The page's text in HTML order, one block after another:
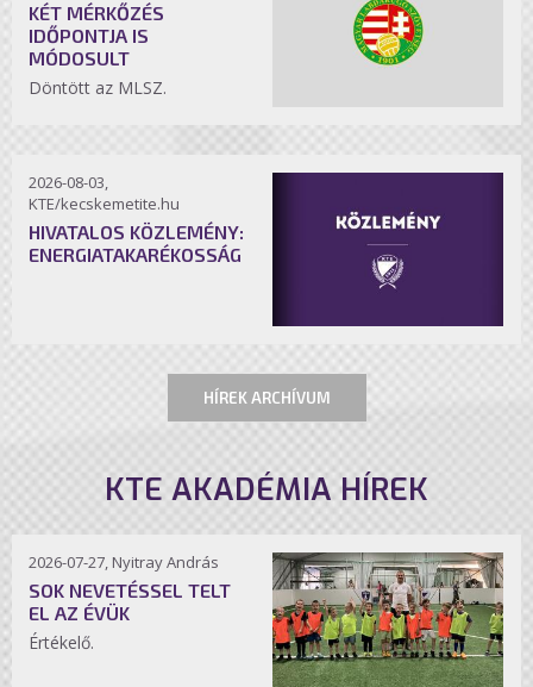
KÉT MÉRKŐZÉS
IDŐPONTJA IS
MÓDOSULT
Döntött az MLSZ.
2026-08-03,
KTE/kecskemetite.hu
HIVATALOS KÖZLEMÉNY:
ENERGIATAKARÉKOSSÁG
HÍREK ARCHÍVUM
KTE AKADÉMIA HÍREK
2026-07-27, Nyitray András
SOK NEVETÉSSEL TELT
EL AZ ÉVÜK
Értékelő.